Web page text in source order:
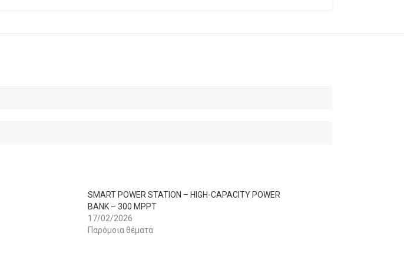
SMART POWER STATION – HIGH-CAPACITY POWER
BANK – 300 MPPT
17/02/2026
Παρόμοια θέματα